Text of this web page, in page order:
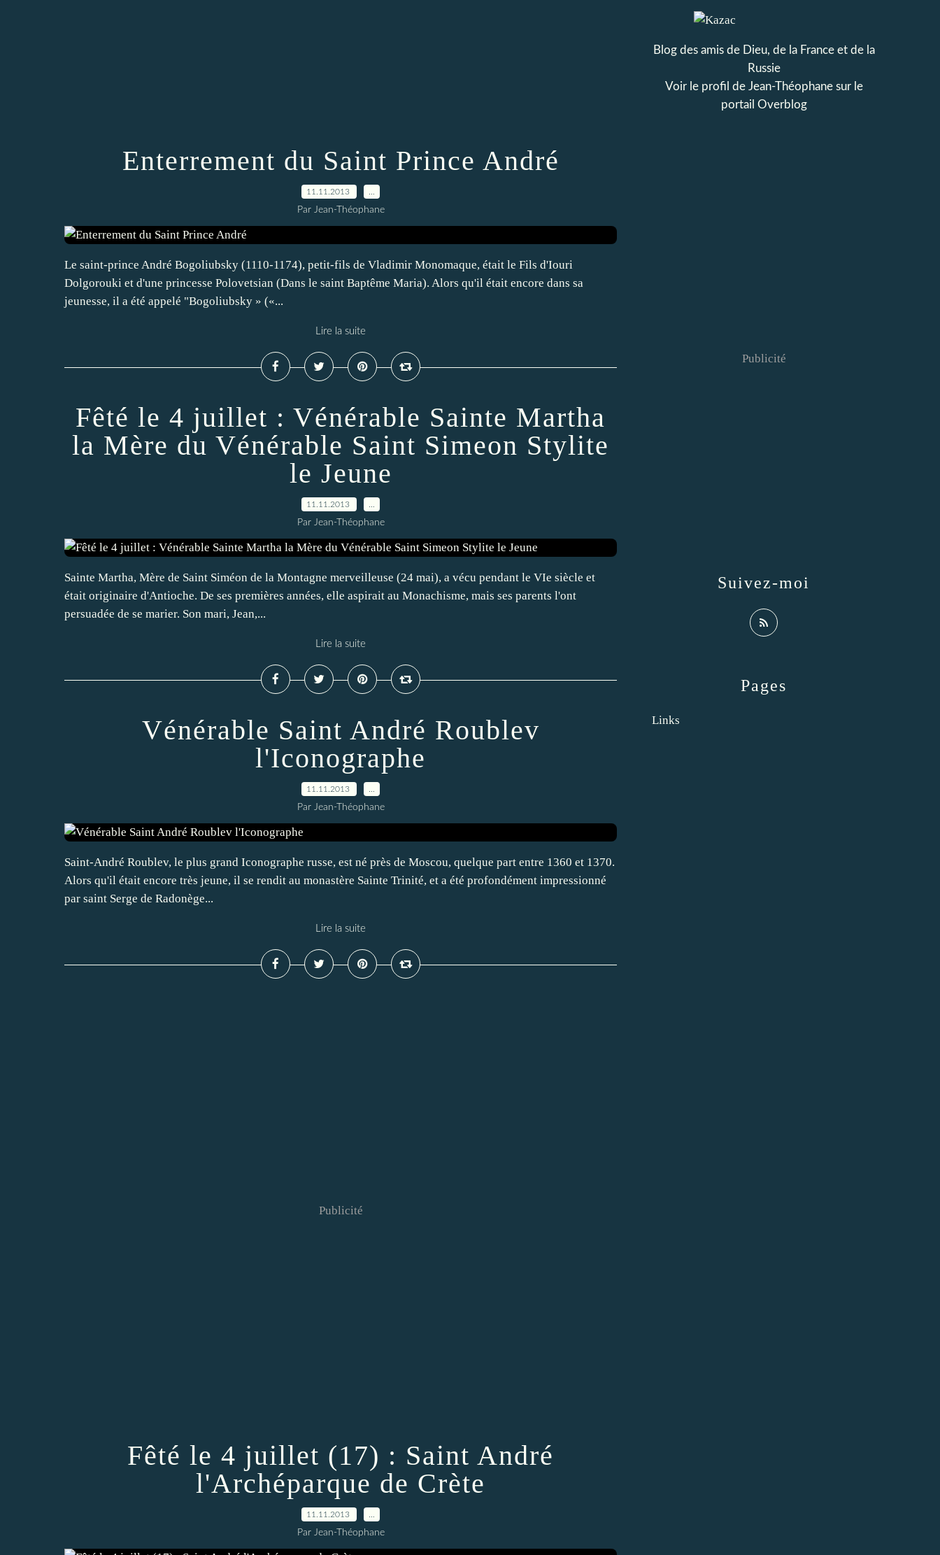
Enterrement du Saint Prince André
11.11.2013
Par Jean-Théophane
Le saint-prince André Bogoliubsky (1110-1174), petit-fils de Vladimir Monomaque, était le Fils d'Iouri
Dolgorouki et d'une princesse Polovetsian (Dans le saint Baptême Maria). Alors qu'il était encore dans sa
jeunesse, il a été appelé "Bogoliubsky » («...
Lire la suite
Fêté le 4 juillet : Vénérable Sainte Martha
la Mère du Vénérable Saint Simeon Stylite
le Jeune
11.11.2013
Par Jean-Théophane
Sainte Martha, Mère de Saint Siméon de la Montagne merveilleuse (24 mai), a vécu pendant le VIe siècle et
était originaire d'Antioche. De ses premières années, elle aspirait au Monachisme, mais ses parents l'ont
persuadée de se marier. Son mari, Jean,...
Lire la suite
Vénérable Saint André Roublev
l'Iconographe
11.11.2013
Par Jean-Théophane
Saint-André Roublev, le plus grand Iconographe russe, est né près de Moscou, quelque part entre 1360 et 1370.
Alors qu'il était encore très jeune, il se rendit au monastère Sainte Trinité, et a été profondément impressionné
par saint Serge de Radonège...
Lire la suite
Publicité
Fêté le 4 juillet (17) : Saint André
l'Archéparque de Crète
11.11.2013
Par Jean-Théophane
Pages
Links
Blog des amis de Dieu, de la France et de la
Russie
Voir le profil de Jean-Théophanesur le
portail Overblog
Suivez-moi
Publicité